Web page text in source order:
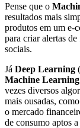
Pense que o
resultados mais
produtos em um e-
para criar alertas
sociais.
Já Deep Learning
Machine Learning
vezes diversos
mais ousadas,
o mercado
de consumo aptos